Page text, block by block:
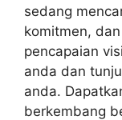
sedang
komitmen,
pencapaian
anda dan
anda.
berkembang